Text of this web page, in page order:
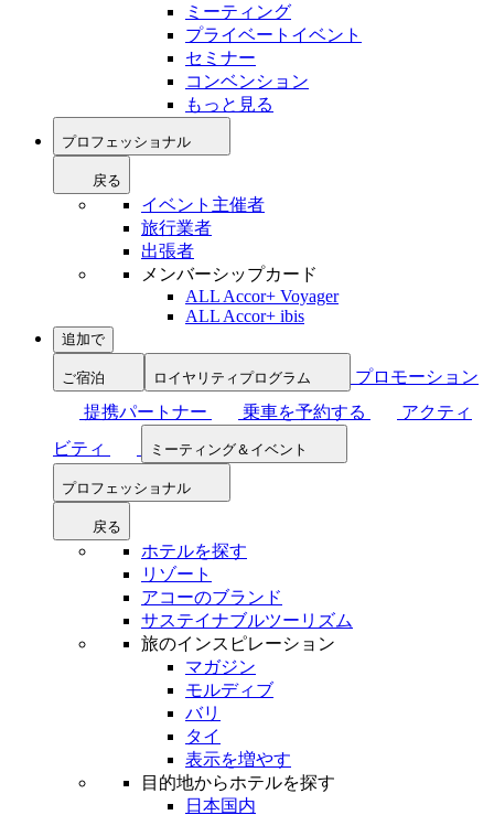
ミーティング
プライベートイベント
セミナー
コンベンション
もっと見る
プロフェッショナル
戻る
イベント主催者
旅行業者
出張者
メンバーシップカード
ALL Accor+ Voyager
ALL Accor+ ibis
追加で
ご宿泊 ロイヤリティプログラム
プロモーション
提携パートナー
乗車を予約する
アクティ
ビティ
ミーティング＆イベント
プロフェッショナル
戻る
ホテルを探す
リゾート
アコーのブランド
サステイナブルツーリズム
旅のインスピレーション
マガジン
モルディブ
バリ
タイ
表示を増やす
目的地からホテルを探す
日本国内